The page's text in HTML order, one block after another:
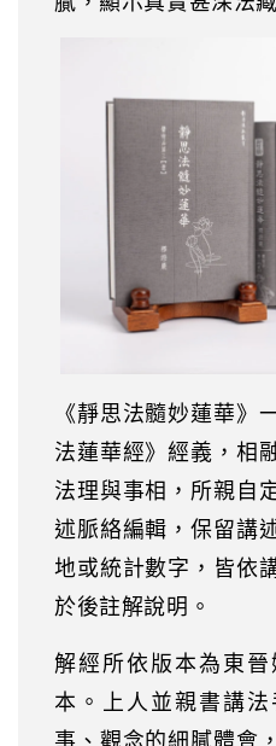
《靜思法髓妙蓮華》
法蓮華經》經義，相
法理與事相，所親自
述脈絡編輯，保留講
地或統計數字，皆依
於後註解說明。
解經所依版本為東
本。上人並親書講
事、觀念的細膩體會